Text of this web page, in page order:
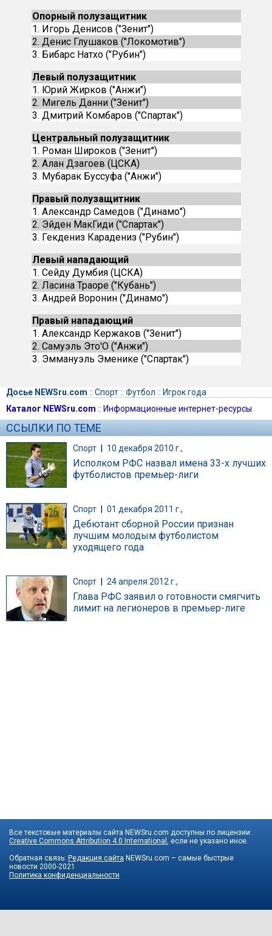
Опорный полузащитник
1. Игорь Денисов ("Зенит")
2. Денис Глушаков ("Локомотив")
3. Бибарс Натхо ("Рубин")
Левый полузащитник
1. Юрий Жирков ("Анжи")
2. Мигель Данни ("Зенит")
3. Дмитрий Комбаров ("Спартак")
Центральный полузащитник
1. Роман Широков ("Зенит")
2. Алан Дзагоев (ЦСКА)
3. Мубарак Буссуфа ("Анжи")
Правый полузащитник
1. Александр Самедов ("Динамо")
2. Эйден МакГиди ("Спартак")
3. Гекдениз Карадениз ("Рубин")
Левый нападающий
1. Сейду Думбия (ЦСКА)
2. Ласина Траоре ("Кубань")
3. Андрей Воронин ("Динамо")
Правый нападающий
1. Александр Кержаков ("Зенит")
2. Самуэль Это'О ("Анжи")
3. Эммануэль Эменике ("Спартак")
Досье NEWSru.com :: Спорт:: Футбол :: Игрок года
Каталог NEWSru.com :: Информационные интернет-ресурсы
ССЫЛКИ ПО ТЕМЕ
Спорт | 10 декабря 2010 г.,
Исполком РФС назвал имена 33-х лучших
футболистов премьер-лиги
Спорт 01 декабря 2011 г.,
Дебютант сборной России признан
лучшим молодым футболистом
уходящего года
Спорт 24 апреля 2012 г.,
Глава РФС заявил о готовности смягчить
лимит на легионеров в премьер-лиге
Все текстовые материалы сайта NEWSru.com доступны по лицензии:
Creative Commons Attribution 4.0 International , если не указано иное.
Обратная связь: Редакция сайта NEWSru.com – самые быстрые
новости 2000-2021
Политика конфиденциальности